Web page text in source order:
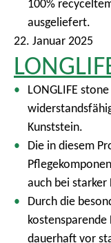
100%
ausgeliefert.
22. Januar 2025
LONGLIFE
Kunststein.
Die in diesem
auch bei starker
Durch die
dauerhaft vor